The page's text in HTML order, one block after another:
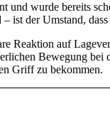
und wurde bereits
ist der Umstand,
Reaktion auf
Bewegung
Griff zu bekommen.